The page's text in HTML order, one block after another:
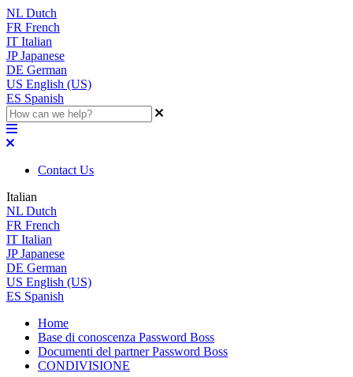
NL Dutch
FR French
IT Italian
JP Japanese
DE German
US English (US)
ES Spanish
Contact Us
Italian
NL Dutch
FR French
IT Italian
JP Japanese
DE German
US English (US)
ES Spanish
Home
Base di conoscenza Password Boss
Documenti del partner Password Boss
CONDIVISIONE